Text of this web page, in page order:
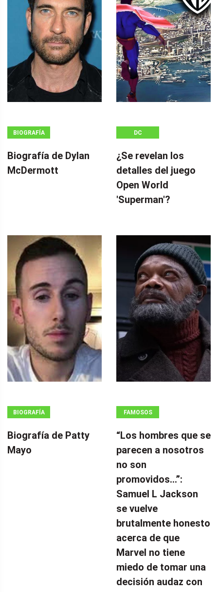
BIOGRAFÍA
Biografía de Dylan
McDermott
DC
¿Se revelan los
detalles del juego
Open World
'Superman'?
BIOGRAFÍA
Biografía de Patty
Mayo
FAMOSOS
“Los hombres que se
parecen a nosotros
no son
promovidos…”:
Samuel L Jackson
se vuelve
brutalmente honesto
acerca de que
Marvel no tiene
miedo de tomar una
decisión audaz con